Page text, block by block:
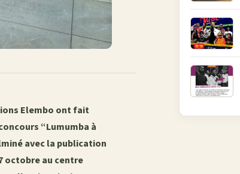
Elembo ont fait
“Lumumba à
avec la publication
octobre au centre